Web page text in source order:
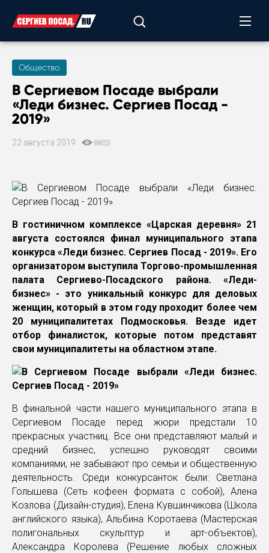
Общество
В Сергиевом Посаде выбрали
«Леди бизнес. Сергиев Посад -
2019»
22 августа 2019 8853
В гостиничном комплексе «Царская деревня» 21
августа состоялся финал муниципального этапа
конкурса «Леди бизнес. Сергиев Посад - 2019». Его
организатором выступила Торгово-промышленная
палата Сергиево-Посадского района. «Леди-
бизнес» - это уникальный конкурс для деловых
женщин, который в этом году проходит более чем
20 муниципалитетах Подмосковья. Везде идет
отбор финалисток, которые потом представят
свои муниципалитеты на областном этапе.
В финальной части нашего муниципального этапа в
Сергиевом Посаде перед жюри предстали 10
прекрасных участниц. Все они представляют малый и
средний бизнес, успешно руководят своими
компаниями, не забывают про семьи и общественную
деятельность. Среди конкурсанток были: Светлана
Голышева (Сеть кофеен формата с собой), Алена
Козлова (Дизайн-студия), Елена Кувшинчикова (Школа
английского языка), Альбина Коротаева (Мастерская
полигональных скульптур и арт-объектов),
Александра Королева (Решение любых сложных